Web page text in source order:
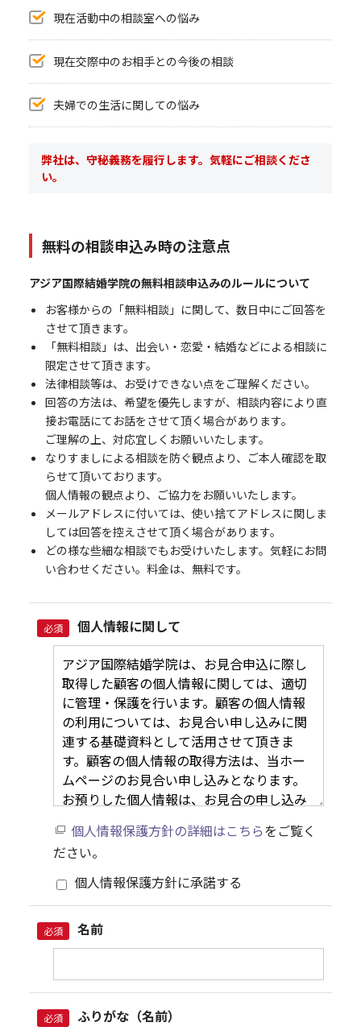
現在活動中の相談室への悩み
現在交際中のお相手との今後の相談
夫婦での生活に関しての悩み
弊社は、守秘義務を履行します。気軽にご相談くださ
い。
無料の相談申込み時の注意点
アジア国際結婚学院の無料相談申込みのルールについて
お客様からの「無料相談」に関して、数日中にご回答を
させて頂きます。
「無料相談」は、出会い・恋愛・結婚などによる相談に
限定させて頂きます。
法律相談等は、お受けできない点をご理解ください。
回答の方法は、希望を優先しますが、相談内容により直
接お電話にてお話をさせて頂く場合があります。
ご理解の上、対応宜しくお願いいたします。
なりすましによる相談を防ぐ観点より、ご本人確認を取
らせて頂いております。
個人情報の観点より、ご協力をお願いいたします。
メールアドレスに付いては、使い捨てアドレスに関しま
しては回答を控えさせて頂く場合があります。
どの様な些細な相談でもお受けいたします。気軽にお問
い合わせください。料金は、無料です。
必須 個人情報に関して
個人情報保護方針の詳細はこちらをご覧く
ださい。
個人情報保護方針に承諾する
必須 名前
必須 ふりがな（名前）